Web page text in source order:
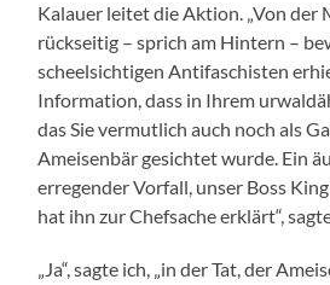
Kalauer leitet die Aktion. „Von der
rückseitig – sprich am Hintern –
scheelsichtigen Antifaschisten
Information, dass in Ihrem
das Sie vermutlich auch noch als
Ameisenbär gesichtet wurde. Ein
erregender Vorfall, unser Boss
hat ihn zur Chefsache erklärt“,
„Ja“, sagte ich, „in der Tat, der